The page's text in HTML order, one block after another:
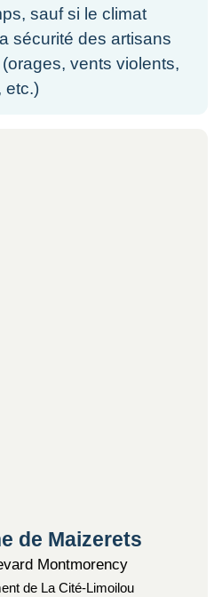
sauf si le climat
sécurité des artisans
vents violents,
etc.)
de Maizerets
Montmorency
de La Cité-Limoilou